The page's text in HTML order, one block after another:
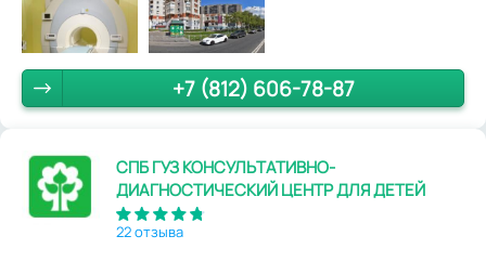
+7 (812) 606-78-87
СПБ ГУЗ КОНСУЛЬТАТИВНО-
ДИАГНОСТИЧЕСКИЙ ЦЕНТР ДЛЯ ДЕТЕЙ
22 отзыва